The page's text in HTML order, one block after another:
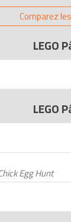
Comparez
LEGO
LEGO
Egg Hunt